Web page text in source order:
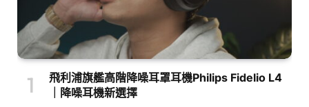
飛利浦旗艦高階降噪耳罩耳機Philips Fidelio L4
｜降噪耳機新選擇